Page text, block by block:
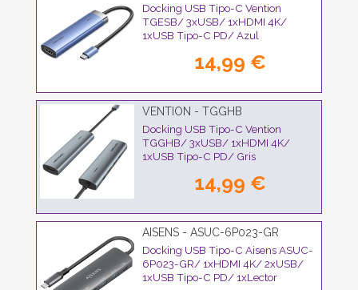
Docking USB Tipo-C Vention
TGESB/ 3xUSB/ 1xHDMI 4K/
1xUSB Tipo-C PD/ Azul
14,99 €
VENTION - TGGHB
Docking USB Tipo-C Vention
TGGHB/ 3xUSB/ 1xHDMI 4K/
1xUSB Tipo-C PD/ Gris
14,99 €
AISENS - ASUC-6P023-GR
Docking USB Tipo-C Aisens ASUC-
6P023-GR/ 1xHDMI 4K/ 2xUSB/
1xUSB Tipo-C PD/ 1xLector